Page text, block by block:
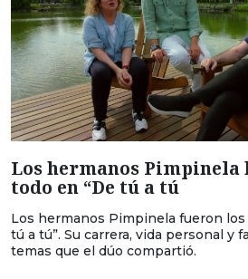
Los hermanos Pimpinela
todo en “De tú a tú
Los hermanos Pimpinela fueron
tú a tú”. Su carrera, vida personal y
temas que el dúo compartió.